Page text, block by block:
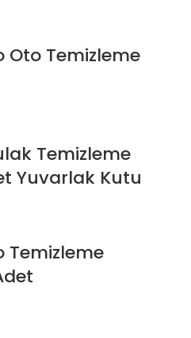
Oto Temizleme
Temizleme
Yuvarlak Kutu
Temizleme